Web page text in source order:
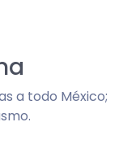
a todo México;